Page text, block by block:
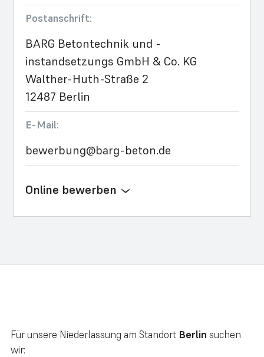
Postanschrift:
BARG Betontechnik und -
instandsetzungs GmbH & Co. KG
Walther-Huth-Straße 2
12487 Berlin
E-Mail:
bewerbung@barg-beton.de
Online bewerben
Für unsere Niederlassung am Standort Berlin suchen
wir: